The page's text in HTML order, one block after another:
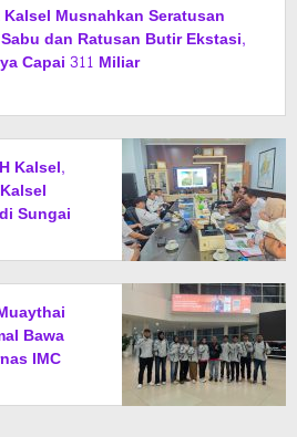
Musnahkan Seratusan
dan Ratusan Butir Ekstasi,
Capai 311 Miliar
Kalsel,
Sungai
Bawa
IMC